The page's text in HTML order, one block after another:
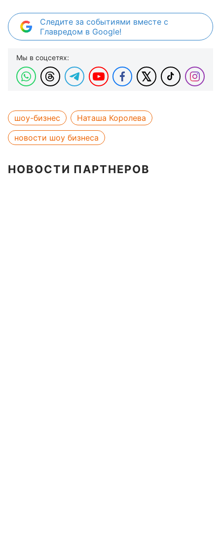
Следите за событиями вместе с
Главредом в Google!
Мы в соцсетях:
шоу-бизнес
Наташа Королева
новости шоу бизнеса
НОВОСТИ ПАРТНЕРОВ